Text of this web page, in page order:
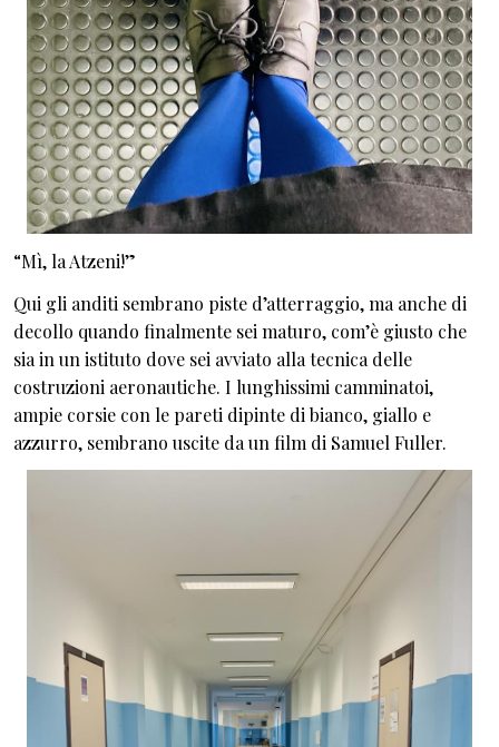
“Mì, la Atzeni!”
Qui gli anditi sembrano piste d’atterraggio, ma anche di
decollo quando finalmente sei maturo, com’è giusto che
sia in un istituto dove sei avviato alla tecnica delle
costruzioni aeronautiche. I lunghissimi camminatoi,
ampie corsie con le pareti dipinte di bianco, giallo e
azzurro, sembrano uscite da un film di Samuel Fuller.